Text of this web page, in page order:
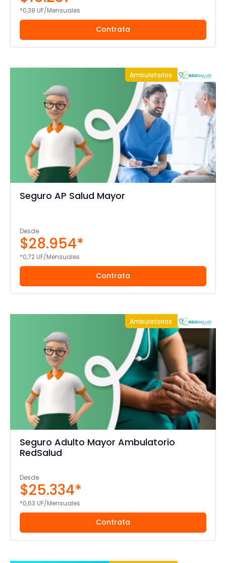
*0,38 UF/Mensuales
Contrata
Ambulatorios
Seguro AP Salud Mayor
Desde
$28.954*
*0,72 UF/Mensuales
Contrata
Ambulatorios
Seguro Adulto Mayor Ambulatorio
RedSalud
Desde
$25.334*
*0,63 UF/Mensuales
Contrata